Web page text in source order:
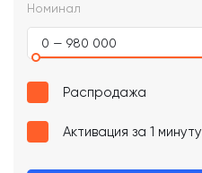
Номинал
0 — 980 000
Распродажа
Активация за 1 минуту